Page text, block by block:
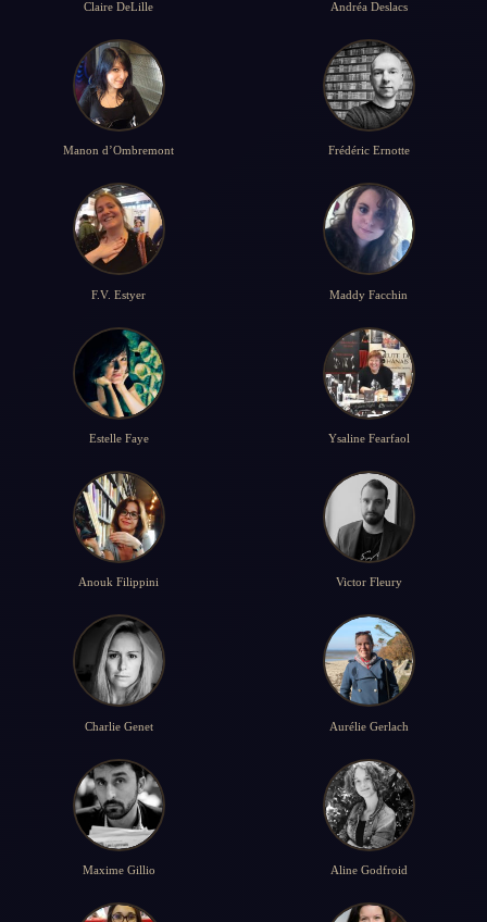
Claire DeLille Andréa Deslacs
Manon d’Ombremont Frédéric Ernotte
F.V. Estyer Maddy Facchin
Estelle Faye Ysaline Fearfaol
Anouk Filippini Victor Fleury
Charlie Genet Aurélie Gerlach
Maxime Gillio Aline Godfroid